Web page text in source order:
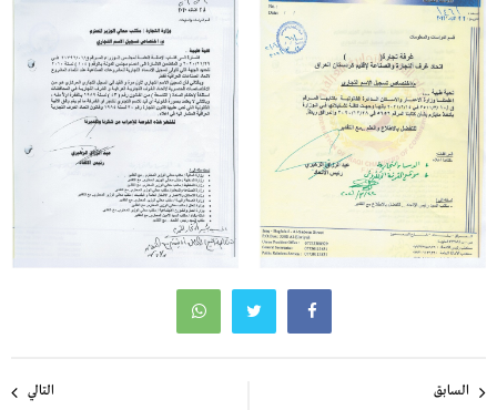
السابق التالي